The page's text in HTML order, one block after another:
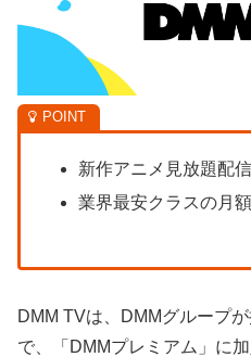
新作アニメ見放題配
業界最安クラスの月
DMM TVは、DMMグループ
で、「DMMプレミアム」に